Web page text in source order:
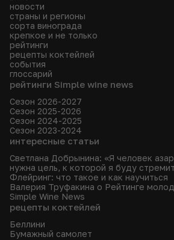
новости
страны и регионы
сорта винограда
крепкое и не только
рейтинги
рецепты коктейлей
события
глоссарий
рейтинги Simple wine news
Сезон 2026-2027
Сезон 2025-2026
Сезон 2024-2025
Сезон 2023-2024
интересные статьи
Светлана Добрынина: «Я человек
нужна цель, к которой я буду
Флейринг: что такое и как научиться
Валерия Труфакина о Рейтинге
Simple Wine News
рецепты коктейлей
Беллини
Бумажный самолет